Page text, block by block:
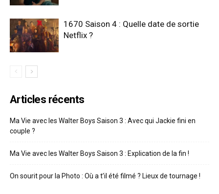
1670 Saison 4 : Quelle date de sortie
Netflix ?
Articles récents
Ma Vie avec les Walter Boys Saison 3 : Avec qui Jackie fini en
couple ?
Ma Vie avec les Walter Boys Saison 3 : Explication de la fin !
On sourit pour la Photo : Où a t’il été filmé ? Lieux de tournage !